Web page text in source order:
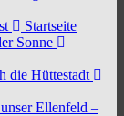
Startseite
Sonne
die Hüttestadt
Ellenfeld –